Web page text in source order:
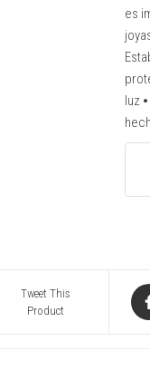
es
luz
Tweet This
Product